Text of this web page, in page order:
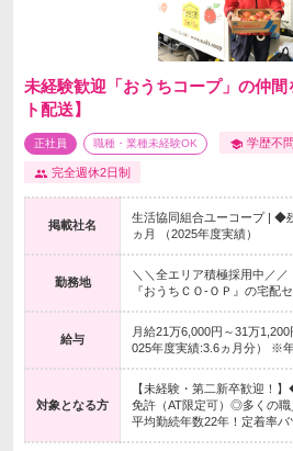
未経験歓迎「おうちコープ」の仲
ト配送】
正社員 職種・業種未経験OK 学歴不問
完全週休2日制
掲載社名
生活協同組合ユーコープ | ◆
ヵ月 （2025年度実績）
勤務地
＼＼全エリア積極採用中／
『おうちＣＯ-ＯＰ』の宅配
給与
月給21万6,000円～31万
025年度実績:3.6ヵ月分） ※
対象となる方
【未経験・第二新卒歓迎！
免許（AT限定可）◎多くの
平均勤続年数22年！定着率バ